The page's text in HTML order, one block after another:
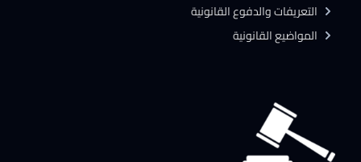
التعريفات والدفوع القانونية
المواضيع القانونية